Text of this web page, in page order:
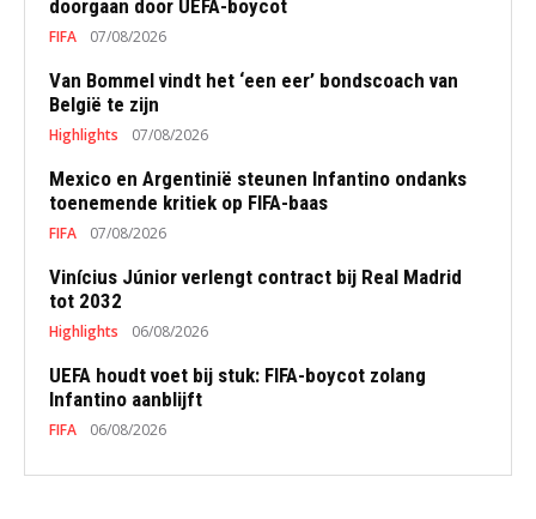
doorgaan door UEFA-boycot
FIFA 07/08/2026
Van Bommel vindt het ‘een eer’ bondscoach van
België te zijn
Highlights 07/08/2026
Mexico en Argentinië steunen Infantino ondanks
toenemende kritiek op FIFA-baas
FIFA 07/08/2026
Vinícius Júnior verlengt contract bij Real Madrid
tot 2032
Highlights 06/08/2026
UEFA houdt voet bij stuk: FIFA-boycot zolang
Infantino aanblijft
FIFA 06/08/2026